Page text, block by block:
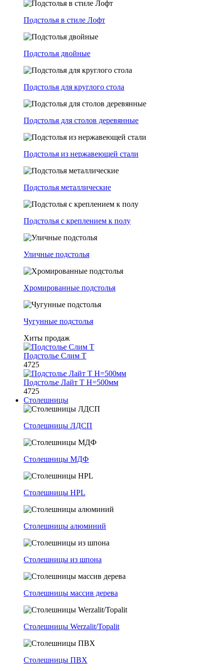
Подстолья в стиле Лофт
Подстолья двойные
Подстолья для круглого стола
Подстолья для столов деревянные
Подстолья из нержавеющей стали
Подстолья металлические
Подстолья с креплением к полу
Уличные подстолья
Хромированные подстолья
Чугунные подстолья
Хиты продаж
Подстолье Слим Т
4725
Подстолье Лайт Т H=500мм
4725
Столешницы
Столешницы ЛДСП
Столешницы МДФ
Столешницы HPL
Столешницы алюминий
Столешницы из шпона
Столешницы массив дерева
Столешницы Werzalit/Topalit
Столешницы ПВХ